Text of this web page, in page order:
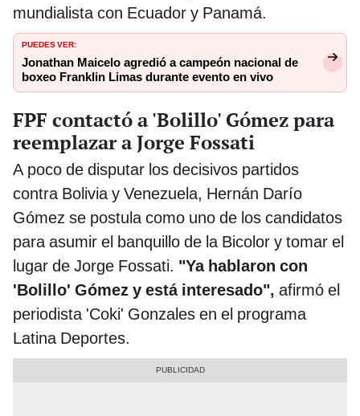
mundialista con Ecuador y Panamá.
PUEDES VER:
Jonathan Maicelo agredió a campeón nacional de
boxeo Franklin Limas durante evento en vivo
FPF contactó a 'Bolillo' Gómez para
reemplazar a Jorge Fossati
A poco de disputar los decisivos partidos
contra Bolivia y Venezuela, Hernán Darío
Gómez se postula como uno de los candidatos
para asumir el banquillo de la Bicolor y tomar el
lugar de Jorge Fossati. "Ya hablaron con
'Bolillo' Gómez y está interesado", afirmó el
periodista 'Coki' Gonzales en el programa
Latina Deportes.